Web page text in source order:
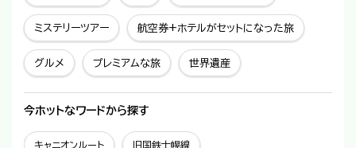
ミステリーツアー 航空券+ホテルがセットになった旅
グルメ プレミアムな旅 世界遺産
今ホットなワードから探す
キャニオンルート 旧国鉄士幌線